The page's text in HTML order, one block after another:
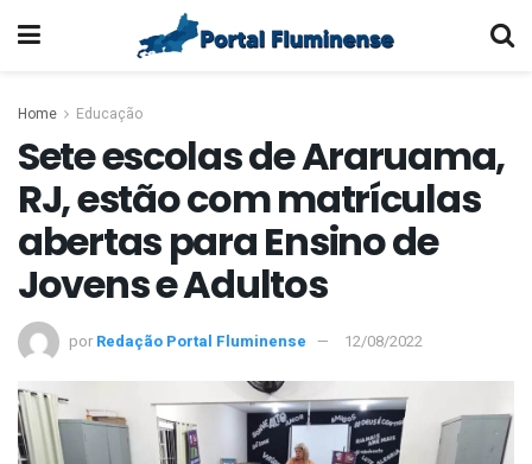
Home Educação
Sete escolas de Araruama,
RJ, estão com matrículas
abertas para Ensino de
Jovens e Adultos
por Redação Portal Fluminense 12/08/2022